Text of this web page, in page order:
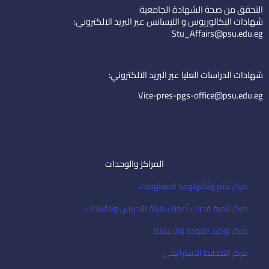
-
e
i
l
u
b
e
d
التحقق من صحة الشهادة الجامعية:
شهادات البكالوريوس و الليسانس عبر البريد الالكتروني:
Stu_Affairs@psu.edu.eg
شهادات الدراسات العليا عبر البريد الالكتروني:
Vice-pres-pgs-office@psu.edu.eg
المراكز والوحدات
مركز نظم وتكنولوجيا المعلومات
مركز تنمية قدرات أعضاء هيئة التدريس والقيادات
مركز توكيد الجودة والاعتماد
مركز التخطيط الاستراتيجى